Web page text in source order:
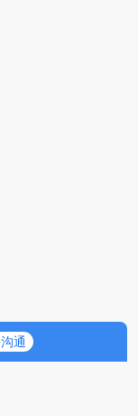
通